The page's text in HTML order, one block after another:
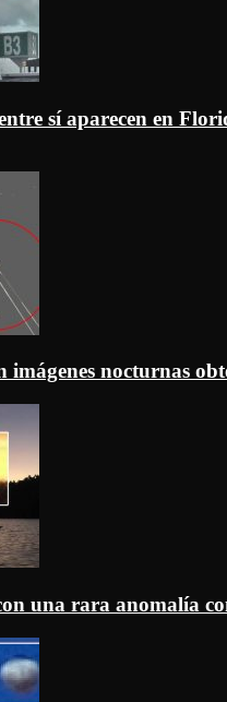
sí aparecen en
imágenes nocturnas
una rara anomalía